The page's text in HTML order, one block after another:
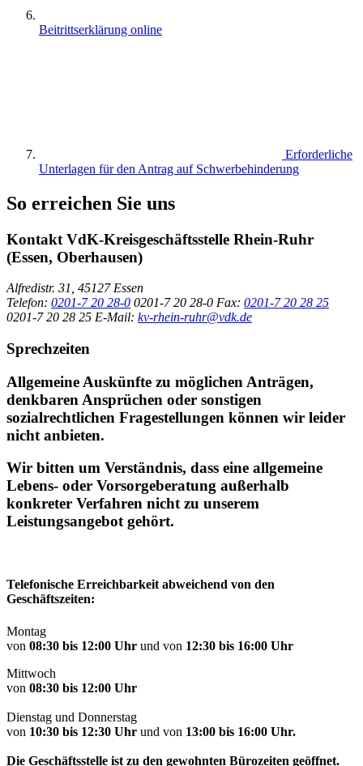
Beitrittserklärung online
Erforderliche
Unterlagen für den Antrag auf Schwerbehinderung
So erreichen Sie uns
Kontakt VdK-Kreisgeschäftsstelle Rhein-Ruhr
(Essen, Oberhausen)
Alfredistr. 31, 45127 Essen
Telefon: 0201-7 20 28-0 0201-7 20 28-0 Fax: 0201-7 20 28 25
0201-7 20 28 25 E-Mail: kv-rhein-ruhr@vdk.de
Sprechzeiten
Allgemeine Auskünfte zu möglichen Anträgen,
denkbaren Ansprüchen oder sonstigen
sozialrechtlichen Fragestellungen können wir leider
nicht anbieten.
Wir bitten um Verständnis, dass eine allgemeine
Lebens- oder Vorsorgeberatung außerhalb
konkreter Verfahren nicht zu unserem
Leistungsangebot gehört.
Telefonische Erreichbarkeit abweichend von den
Geschäftszeiten:
Montag
von 08:30 bis 12:00 Uhr und von 12:30 bis 16:00 Uhr
Mittwoch
von 08:30 bis 12:00 Uhr
Dienstag und Donnerstag
von 10:30 bis 12:30 Uhr und von 13:00 bis 16:00 Uhr.
Die Geschäftsstelle ist zu den gewohnten Bürozeiten geöffnet.